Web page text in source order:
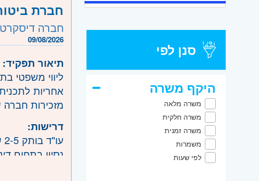
סנן לפי
היקף משרה
משרה מלאה
משרה חלקית
משרה זמנית
משמרות
לפי שעות
חברת
חברה
09/08/2026
תיאור תפקיד:
ליווי משפטי
אחריות
מזכירות חברה
דרישות:
עו"ד בותק 2-5 שנים
נסיון בתחום